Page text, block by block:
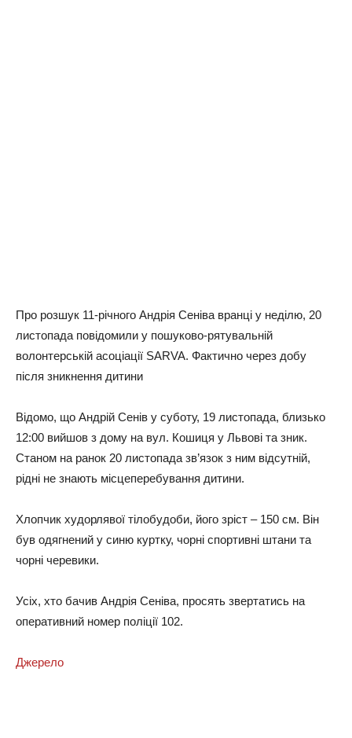
Про розшук 11-річного Андрія Сеніва вранці у неділю, 20
листопада повідомили у пошуково-рятувальній
волонтерській асоціації SARVA. Фактично через добу
після зникнення дитини
Відомо, що Андрій Сенів у суботу, 19 листопада, близько
12:00 вийшов з дому на вул. Кошиця у Львові та зник.
Станом на ранок 20 листопада зв’язок з ним відсутній,
рідні не знають місцеперебування дитини.
Хлопчик худорлявої тілобудоби, його зріст – 150 см. Він
був одягнений у синю куртку, чорні спортивні штани та
чорні черевики.
Усіх, хто бачив Андрія Сеніва, просять звертатись на
оперативний номер поліції 102.
Джерело